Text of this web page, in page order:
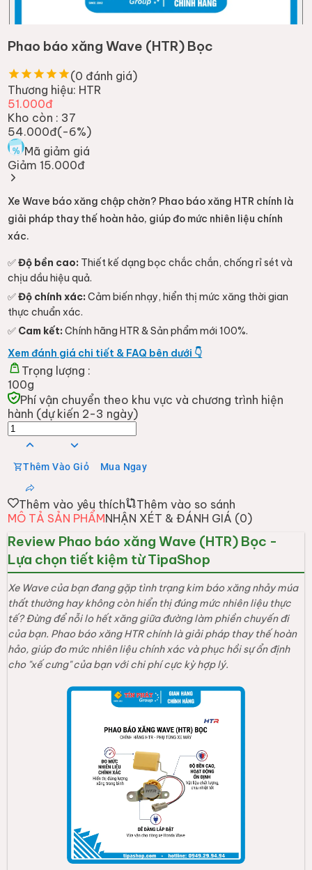
Phao báo xăng Wave (HTR) Bọc
(0 đánh giá)
Thương hiệu: HTR
51.000đ
Kho còn : 37
54.000đ(-6%)
Mã giảm giá
Giảm 15.000đ
Xe Wave báo xăng chập chờn? Phao báo xăng HTR chính là
giải pháp thay thế hoàn hảo, giúp đo mức nhiên liệu chính
xác.
✅Độ bền cao: Thiết kế dạng bọc chắc chắn, chống rỉ sét và
chịu dầu hiệu quả.
✅Độ chính xác: Cảm biến nhạy, hiển thị mức xăng thời gian
thực chuẩn xác.
✅ Cam kết: Chính hãng HTR & Sản phẩm mới 100%.
Xem đánh giá chi tiết & FAQ bên dưới 👇
Trọng lượng :
100g
Phí vận chuyển theo khu vực và chương trình hiện
hành (dự kiến 2-3 ngày)
Thêm Vào Giỏ Mua Ngay
Thêm vào yêu thích
Thêm vào so sánh
MÔ TẢ SẢN PHẨMNHẬN XÉT & ĐÁNH GIÁ (0)
Review Phao báo xăng Wave (HTR) Bọc -
Lựa chọn tiết kiệm từ TipaShop
Xe Wave của bạn đang gặp tình trạng kim báo xăng nhảy múa
thất thường hay không còn hiển thị đúng mức nhiên liệu thực
tế? Đừng để nỗi lo hết xăng giữa đường làm phiền chuyến đi
của bạn. Phao báo xăng HTR chính là giải pháp thay thế hoàn
hảo, giúp đo mức nhiên liệu chính xác và phục hồi sự ổn định
cho "xế cưng" của bạn với chi phí cực kỳ hợp lý.